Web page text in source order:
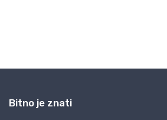
Bitno je znati